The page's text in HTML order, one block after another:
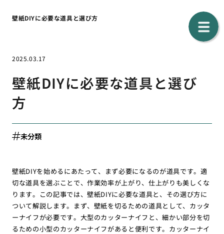
壁紙DIYに必要な道具と選び方
2025.03.17
壁紙DIYに必要な道具と選び
方
未分類
壁紙DIYを始めるにあたって、まず必要になるのが道具です。適
切な道具を選ぶことで、作業効率が上がり、仕上がりも美しくな
ります。この記事では、壁紙DIYに必要な道具と、その選び方に
ついて解説します。まず、壁紙を切るための道具として、カッタ
ーナイフが必要です。大型のカッターナイフと、細かい部分を切
るための小型のカッターナイフがあると便利です。カッターナイ